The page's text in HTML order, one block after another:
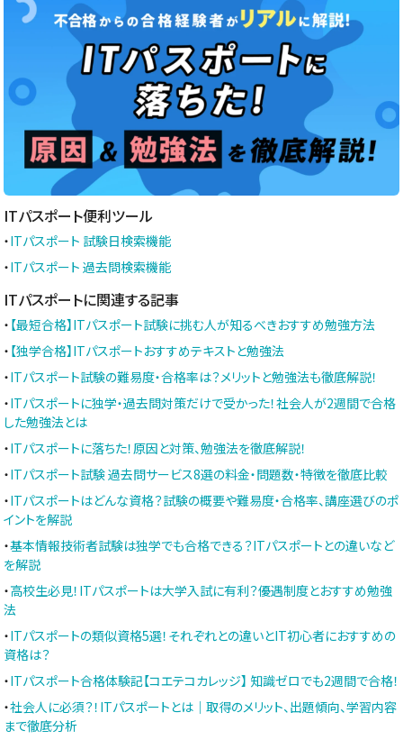
ITパスポート便利ツール
・ITパスポート 試験日検索機能
・ITパスポート 過去問検索機能
ITパスポートに関連する記事
・ 【最短合格】ITパスポート試験に挑む人が知るべきおすすめ勉強方法
・ 【独学合格】ITパスポートおすすめテキストと勉強法
・ITパスポート試験の難易度・合格率は？メリットと勉強法も徹底解説！
・ITパスポートに独学・過去問対策だけで受かった！社会人が2週間で合格
した勉強法とは
・ITパスポートに落ちた！原因と対策、勉強法を徹底解説！
・ITパスポート試験 過去問サービス8選の料金・問題数・特徴を徹底比較
・ITパスポートはどんな資格？試験の概要や難易度・合格率、講座選びのポ
イントを解説
・基本情報技術者試験は独学でも合格できる？ITパスポートとの違いなど
を解説
・高校生必見！ITパスポートは大学入試に有利？優遇制度とおすすめ勉強
法
・ITパスポートの類似資格5選！それぞれとの違いとIT初心者におすすめの
資格は？
・ITパスポート合格体験記【コエテコカレッジ】 知識ゼロでも2週間で合格！
・社会人に必須？！ITパスポートとは｜取得のメリット、出題傾向、学習内容
まで徹底分析